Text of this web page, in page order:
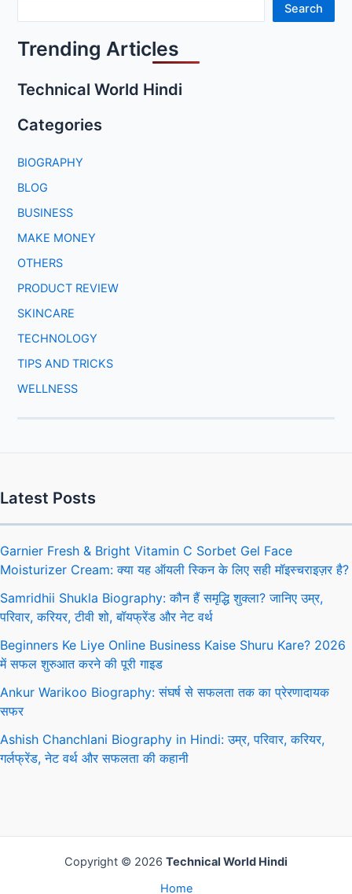
Search
Trending Articles
Technical World Hindi
Categories
BIOGRAPHY
BLOG
BUSINESS
MAKE MONEY
OTHERS
PRODUCT REVIEW
SKINCARE
TECHNOLOGY
TIPS AND TRICKS
WELLNESS
Latest Posts
Garnier Fresh & Bright Vitamin C Sorbet Gel Face
Moisturizer Cream: क्या यह ऑयली स्किन के लिए सही मॉइस्चराइज़र है?
Samridhii Shukla Biography: कौन हैं समृद्धि शुक्ला? जानिए उम्र,
परिवार, करियर, टीवी शो, बॉयफ्रेंड और नेट वर्थ
Beginners Ke Liye Online Business Kaise Shuru Kare? 2026
में सफल शुरुआत करने की पूरी गाइड
Ankur Warikoo Biography: संघर्ष से सफलता तक का प्रेरणादायक
सफर
Ashish Chanchlani Biography in Hindi: उम्र, परिवार, करियर,
गर्लफ्रेंड, नेट वर्थ और सफलता की कहानी
Copyright © 2026 Technical World Hindi
Home